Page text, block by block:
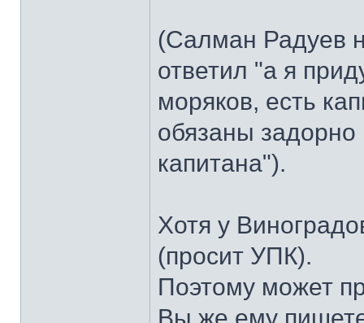
(Салман Радуев
ответил "а я
моряков, есть
обязаны
капитана").
Хотя у
(просит УПК).
Поэтому может